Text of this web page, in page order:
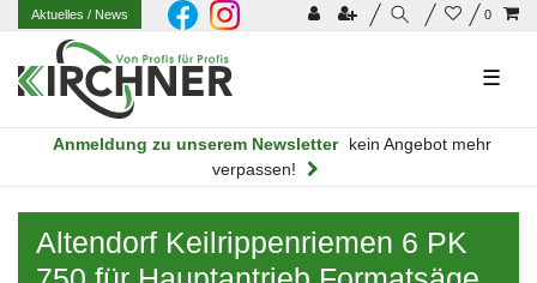
0
Aktuelles/ News
☰
Anmeldung zu unserem Newsletter
kein Angebot mehr
verpassen!
Altendorf Keilrippenriemen 6 PK